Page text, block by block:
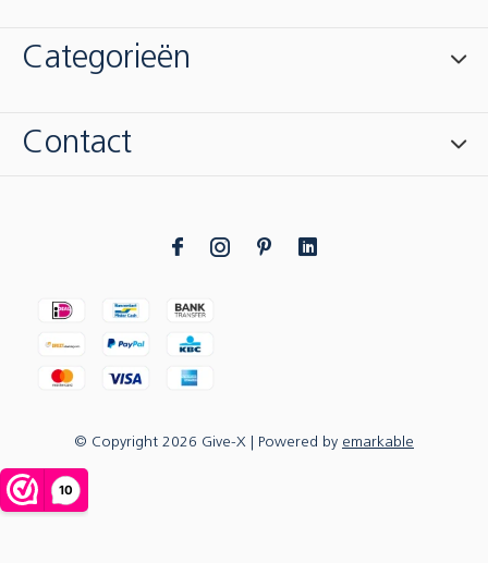
Categorieën
Contact
© Copyright 2026 Give-X | Powered by emarkable